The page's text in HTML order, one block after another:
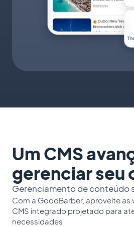
Um CMS
gerenciar seu
Gerenciamento de conteúdo
Com a GoodBarber, aproveite as
CMS integrado projetado para
necessidades